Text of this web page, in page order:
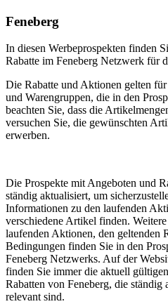
Feneberg
In diesen Werbeprospekten finden
Rabatte im Feneberg Netzwerk für
Die Rabatte und Aktionen gelten
und Warengruppen, die in den
beachten Sie, dass die
versuchen Sie, die gewünschten
erwerben.
Die Prospekte mit Angeboten und
ständig aktualisiert, um
Informationen zu den laufenden
verschiedene Artikel finden.
laufenden Aktionen, den geltenden
Bedingungen finden Sie in den
Feneberg Netzwerks. Auf der
finden Sie immer die aktuell
Rabatten von Feneberg, die ständig
relevant sind.